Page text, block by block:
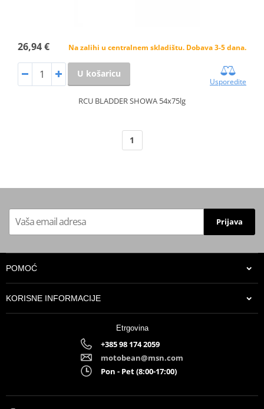
26,94 € Na zalihi u centralnem skladištu. Dobava 3-5 dana.
U košaricu
Usporedite
RCU BLADDER SHOWA 54x75lg
1
Prijava
POMOĆ
KORISNE INFORMACIJE
Etrgovina
+385 98 174 2059
motobean@msn.com
Pon - Pet (8:00-17:00)